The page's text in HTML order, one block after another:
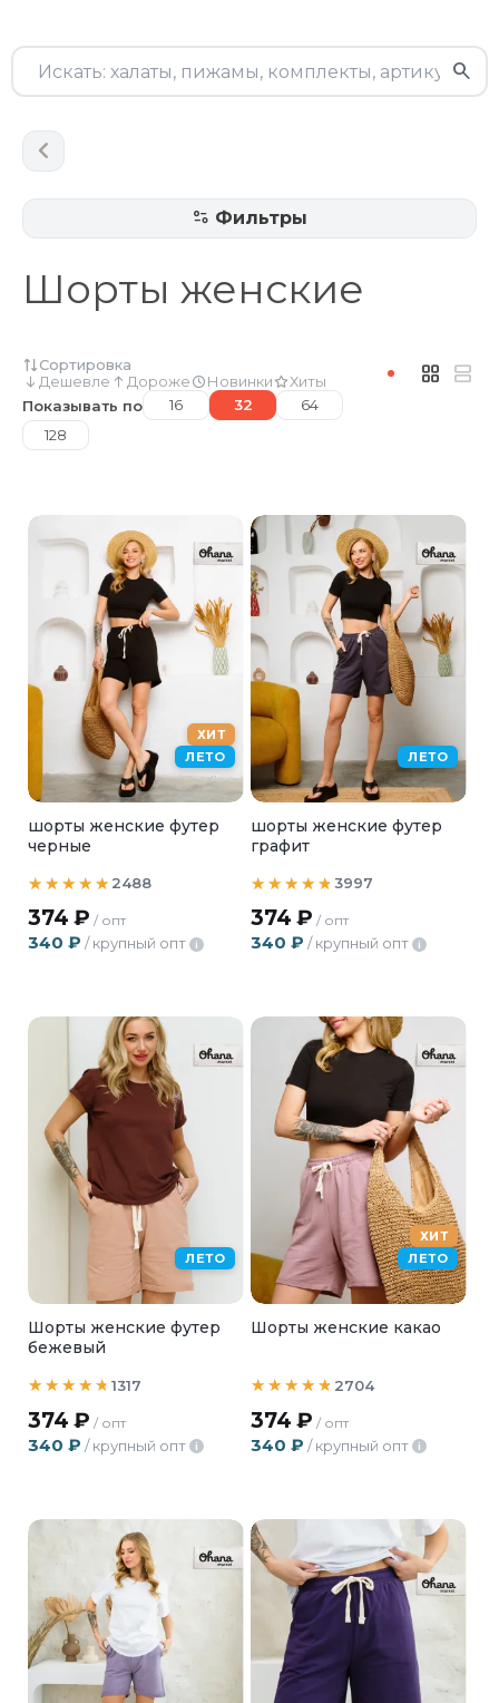
Фильтры
Шорты женские
Сортировка
Дешевле
Дороже Новинки
Хиты
Показывать по
16 32
64
128
ХИТ
ЛЕТО
шорты женские футер
черные
2488
374 ₽ / опт
340 ₽ / крупный опт i
ЛЕТО
шорты женские футер
графит
3997
374 ₽ / опт
340 ₽ / крупный опт i
ЛЕТО
Шорты женские футер
бежевый
1317
374 ₽ / опт
340 ₽ / крупный опт i
ХИТ
ЛЕТО
Шорты женские какао
2704
374 ₽ / опт
340 ₽ / крупный опт i